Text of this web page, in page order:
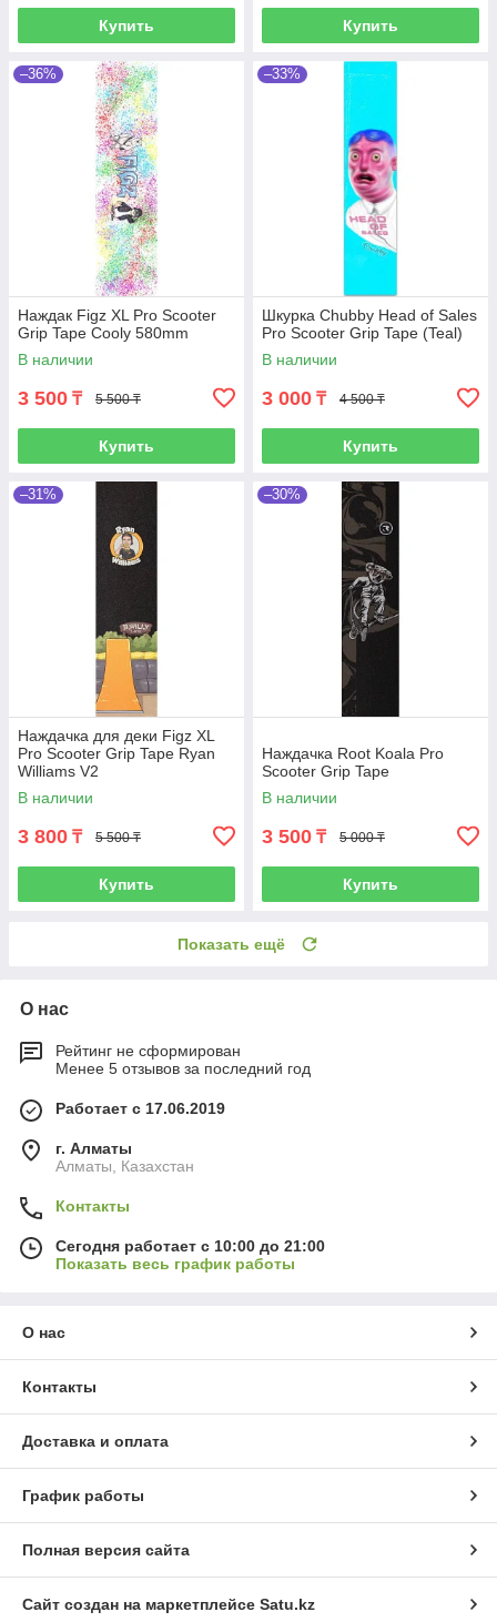
Купить Купить
–36%
Наждак Figz XL Pro Scooter
Grip Tape Cooly 580mm
В наличии
3 500 ₸ 5 500 ₸
Купить
–33%
Шкурка Chubby Head of Sales
Pro Scooter Grip Tape (Teal)
В наличии
3 000 ₸ 4 500 ₸
Купить
–31%
Наждачка для деки Figz XL
Pro Scooter Grip Tape Ryan
Williams V2
В наличии
3 800 ₸ 5 500 ₸
Купить
–30%
Наждачка Root Koala Pro
Scooter Grip Tape
В наличии
3 500 ₸ 5 000 ₸
Купить
Показать ещё
О нас
Рейтинг не сформирован
Менее 5 отзывов за последний год
Работает с 17.06.2019
г. Алматы
Алматы, Казахстан
Контакты
Сегодня работает с 10:00 до 21:00
Показать весь график работы
О нас
Контакты
Доставка и оплата
График работы
Полная версия сайта
Сайт создан на маркетплейсе Satu.kz